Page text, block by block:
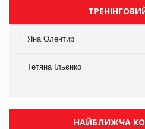
Яна Олентир
Тетяна Ільєнко
НАЙБЛИЖЧА